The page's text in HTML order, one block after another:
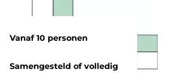
Vanaf 10 personen
Samengesteld of volledig